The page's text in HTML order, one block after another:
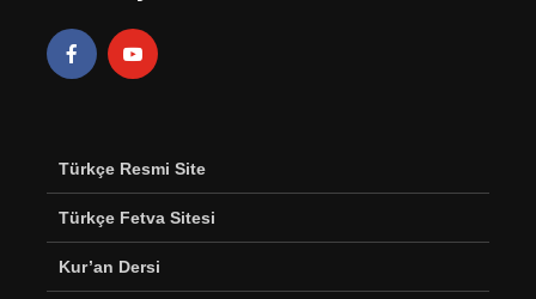
Türkçe Resmi Site
Türkçe Fetva Sitesi
Kur’an Dersi